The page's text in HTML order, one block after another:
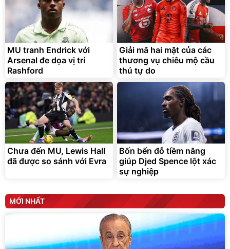
MU tranh Endrick với
Arsenal đe dọa vị trí
Rashford
Giải mã hai mặt của các
thương vụ chiêu mộ cầu
thủ tự do
Chưa đến MU, Lewis Hall
đã được so sánh với Evra
Bốn bến đỗ tiềm năng
giúp Djed Spence lột xác
sự nghiệp
MỚI NHẤT